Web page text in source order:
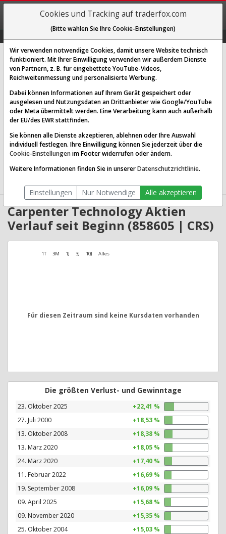
REGIS-
TRIEREN
Carpenter Technology Corp.
[CRS | WKN 858605 | ISIN US1442851036]
568,968 $ -0,25 %
Echtzeit-Aktienkurs 06.08.2026 11:07 Uhr
BID:567,376 $
Website:
Sektor:
Industrials / Metal Fabrication
28.33 Mrd. USD
Anzahl
49,685,612
Carpenter Technology Aktien
Verlauf seit Beginn (858605 | CRS)
1T 3M 1J 3J 10J Alles
Für diesen Zeitraum sind keine Kursdaten vorhanden
Die größten Verlust- und Gewinntage
23. Oktober 2025
+22,41 %
27. Juli 2000
+18,53 %
13. Oktober 2008
+18,38 %
13. März 2020
+18,05 %
24. März 2020
+17,40 %
11. Februar 2022
+16,69 %
19. September 2008
+16,09 %
09. April 2025
+15,68 %
09. November 2020
+15,35 %
25. Oktober 2004
+15,03 %
Cookies und Tracking auf traderfox.com
(Bitte wählen Sie Ihre Cookie-Einstellungen)
Wir verwenden notwendige Cookies, damit unsere Website technisch
funktioniert. Mit Ihrer Einwilligung verwenden wir außerdem Dienste
von Partnern, z. B. für eingebettete YouTube-Videos,
Reichweitenmessung und personalisierte Werbung.
Dabei können Informationen auf Ihrem Gerät gespeichert oder
ausgelesen und Nutzungsdaten an Drittanbieter wie Google/YouTube
oder Meta übermittelt werden. Eine Verarbeitung kann auch außerhalb
der EU/des EWR stattfinden.
Sie können alle Dienste akzeptieren, ablehnen oder Ihre Auswahl
individuell festlegen. Ihre Einwilligung können Sie jederzeit über die
Cookie-Einstellungen im Footer widerrufen oder ändern.
Weitere Informationen finden Sie in unsererDatenschutzrichtlinie.
Einstellungen Nur Notwendige Alle akzeptieren